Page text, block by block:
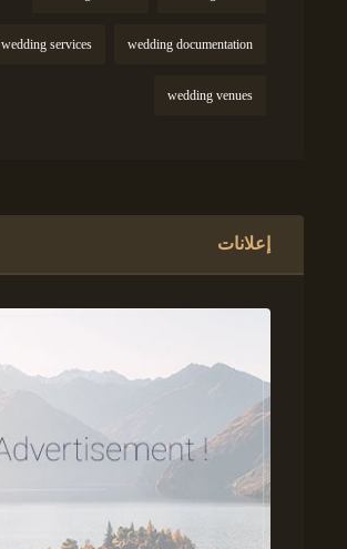
wedding documentation
wedding services
wedding venues
إعلانات